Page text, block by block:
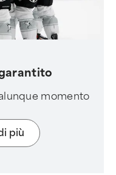
momento
più